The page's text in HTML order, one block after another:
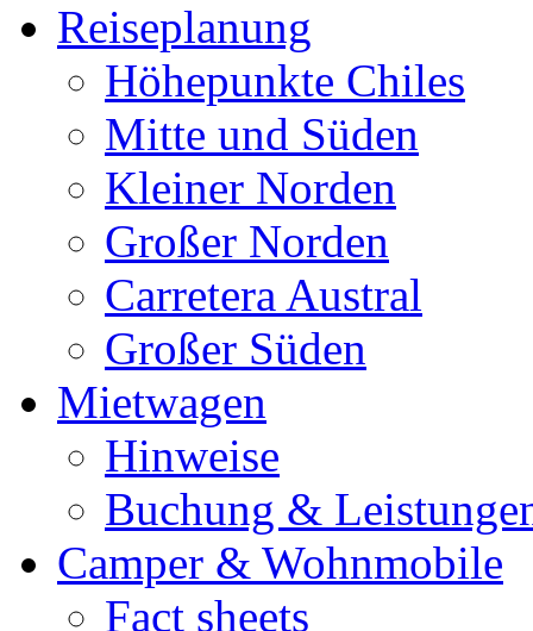
Reiseplanung
Höhepunkte Chiles
Mitte und Süden
Kleiner Norden
Großer Norden
Carretera Austral
Großer Süden
Mietwagen
Hinweise
Buchung &
Camper & Wohnmobile
Fact sheets